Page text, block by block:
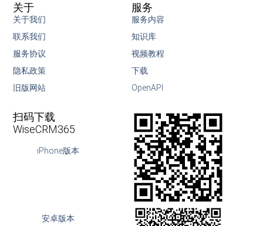
服务
服务内容
知识库
视频教程
下载
OpenAPI
关于
关于我们
联系我们
服务协议
隐私政策
旧版网站
扫码下载
WiseCRM365
iPhone版本
安卓版本